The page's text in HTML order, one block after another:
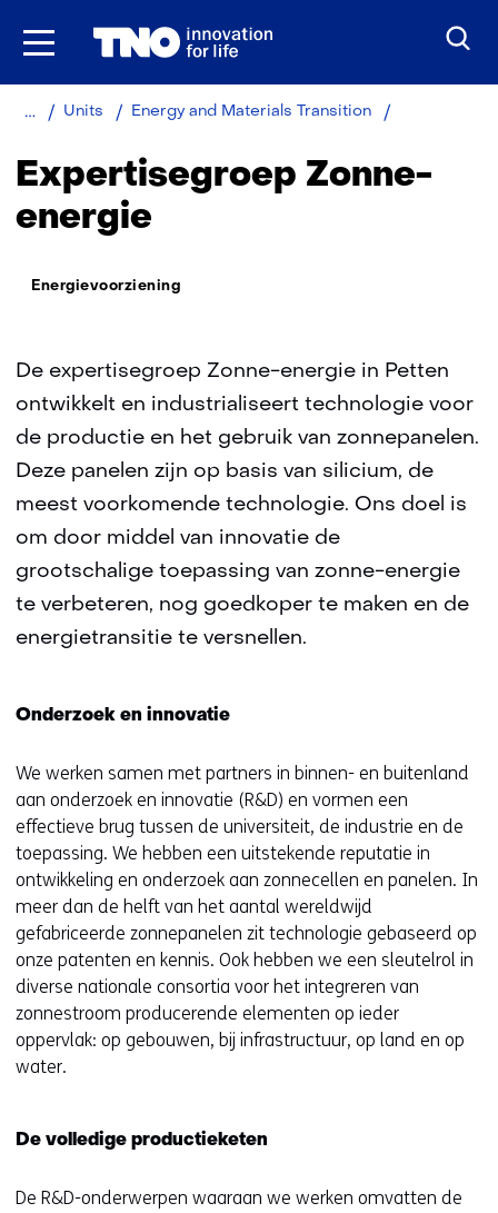
Ga
Home
Over
Units Energy and Materials Transition
Expertisegroep Zonne-
energie
Thema:
Energievoorziening
De expertisegroep Zonne-energie in Petten
ontwikkelt en industrialiseert technologie voor
de productie en het gebruik van zonnepanelen.
Deze panelen zijn op basis van silicium, de
meest voorkomende technologie. Ons doel is
om door middel van innovatie de
grootschalige toepassing van zonne-energie
te verbeteren, nog goedkoper te maken en de
energietransitie te versnellen.
Onderzoek en innovatie
We werken samen met partners in binnen- en buitenland
aan onderzoek en innovatie (R&D) en vormen een
effectieve brug tussen de universiteit, de industrie en de
toepassing. We hebben een uitstekende reputatie in
ontwikkeling en onderzoek aan zonnecellen en panelen. In
meer dan de helft van het aantal wereldwijd
gefabriceerde zonnepanelen zit technologie gebaseerd op
onze patenten en kennis. Ook hebben we een sleutelrol in
diverse nationale consortia voor het integreren van
zonnestroom producerende elementen op ieder
oppervlak: op gebouwen, bij infrastructuur, op land en op
water.
De volledige productieketen
De R&D-onderwerpen waaraan we werken omvatten de